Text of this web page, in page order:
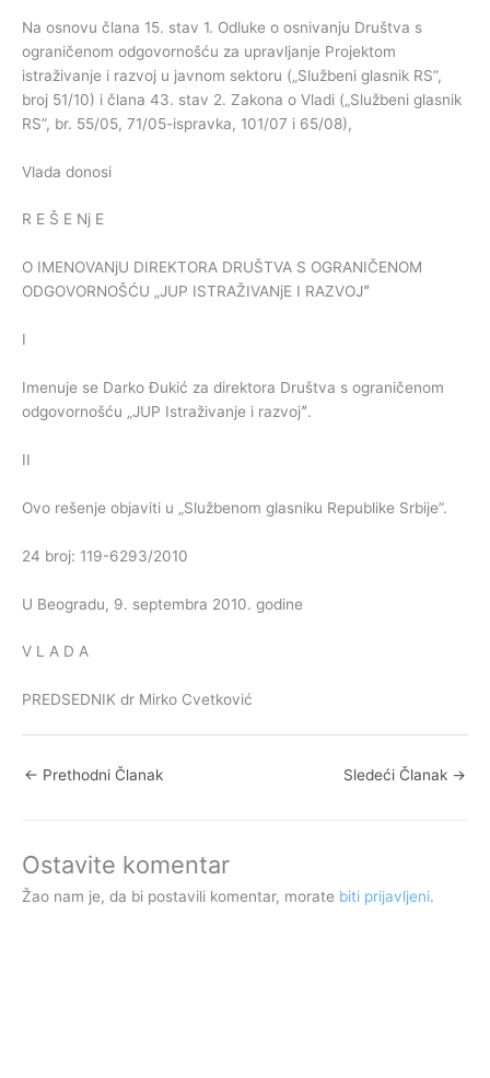
Na osnovu člana 15. stav 1. Odluke o osnivanju Društva s
ograničenom odgovornošću za upravljanje Projektom
istraživanje i razvoj u javnom sektoru („Službeni glasnik RS”,
broj 51/10) i člana 43. stav 2. Zakona o Vladi („Službeni glasnik
RS”, br. 55/05, 71/05-ispravka, 101/07 i 65/08),
Vlada donosi
R E Š E Nj E
O IMENOVANjU DIREKTORA DRUŠTVA S OGRANIČENOM
ODGOVORNOŠĆU „JUP ISTRAŽIVANjE I RAZVOJˮ
I
Imenuje se Darko Đukić za direktora Društva s ograničenom
odgovornošću „JUP Istraživanje i razvojˮ.
II
Ovo rešenje objaviti u „Službenom glasniku Republike Srbije”.
24 broj: 119-6293/2010
U Beogradu, 9. septembra 2010. godine
V L A D A
PREDSEDNIK dr Mirko Cvetković
← Prethodni Članak Sledeći Članak →
Ostavite komentar
Žao nam je, da bi postavili komentar, morate biti prijavljeni.